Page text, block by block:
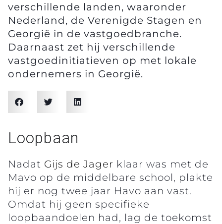
verschillende landen, waaronder
Nederland, de Verenigde Stagen en
Georgië in de vastgoedbranche.
Daarnaast zet hij verschillende
vastgoedinitiatieven op met lokale
ondernemers in Georgië.
Loopbaan
Nadat Gijs de Jager klaar was met de
Mavo op de middelbare school, plakte
hij er nog twee jaar Havo aan vast.
Omdat hij geen specifieke
loopbaandoelen had, lag de toekomst